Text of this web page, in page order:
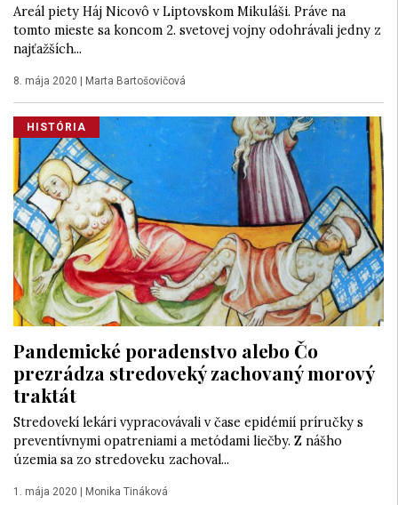
Areál piety Háj Nicovô v Liptovskom Mikuláši. Práve na
tomto mieste sa koncom 2. svetovej vojny odohrávali jedny z
najťažších...
8. mája 2020 | Marta Bartošovičová
HISTÓRIA
Pandemické poradenstvo alebo Čo
prezrádza stredoveký zachovaný morový
traktát
Stredovekí lekári vypracovávali v čase epidémií príručky s
preventívnymi opatreniami a metódami liečby. Z nášho
územia sa zo stredoveku zachoval...
1. mája 2020 | Monika Tináková